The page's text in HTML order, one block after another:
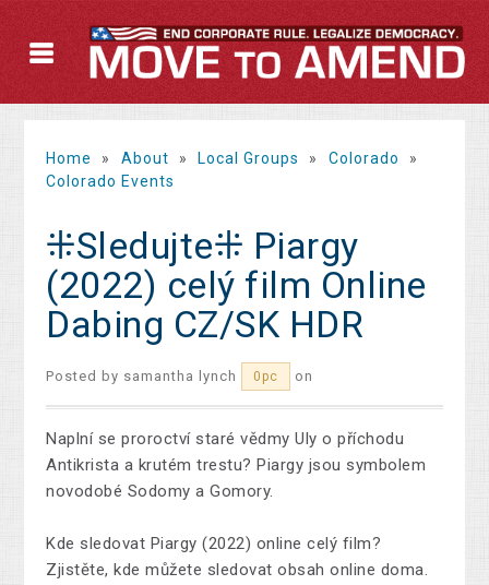
Home » About » Local Groups » Colorado
»
Colorado Events
⁜Sledujte⁜ Piargy
(2022) celý film Online
Dabing CZ/SK HDR
Posted by samantha lynch 0pc on
Naplní se proroctví staré vědmy Uly o příchodu
Antikrista a krutém trestu? Piargy jsou symbolem
novodobé Sodomy a Gomory.
Kde sledovat Piargy (2022) online celý film?
Zjistěte, kde můžete sledovat obsah online doma.